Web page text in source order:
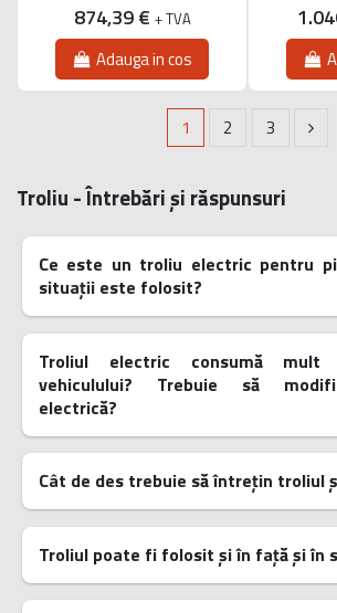
874,39 € + TVA
Adauga in cos
1 2 3
Troliu - Întrebări și răspunsuri
Ce este un troliu electric pentru
situații este folosit?
Troliul electric consumă
vehiculului? Trebuie să
electrică?
Cât de des trebuie să întrețin troliul
Troliul poate fi folosit și în față și în